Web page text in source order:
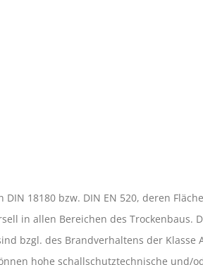
18180 bzw. DIN EN 520, deren
in allen Bereichen des Trockenbaus.
bzgl. des Brandverhaltens der
hohe schallschutztechnische